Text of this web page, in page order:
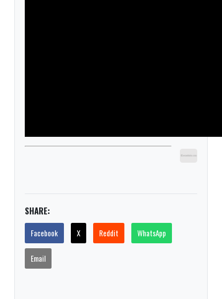
SHARE:
Facebook X Reddit WhatsApp
Email